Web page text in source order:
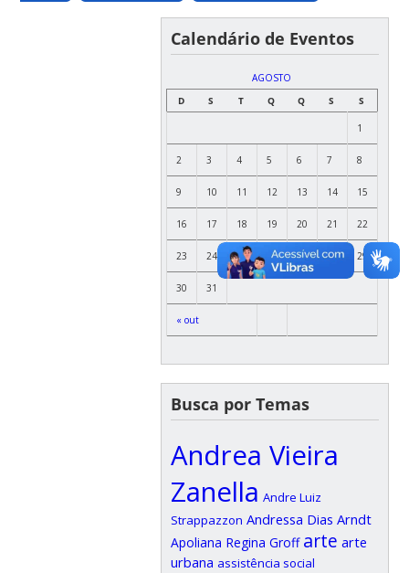
Calendário de Eventos
AGOSTO
D
S T Q Q S S
« out
1
2 3 4 5 6 7 8
9 10 11 12 13 14 15
16 17 18 19 20 21 22
23 24 25 26 27 28 29
30 31
Busca por Temas
Andrea Vieira
Zanella Andre Luiz
Strappazzon Andressa Dias Arndt
Apoliana Regina Groff arte arte
urbana assistência social